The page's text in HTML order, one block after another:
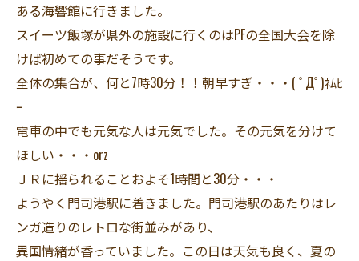
ある海響館に行きました。
スイーツ飯塚が県外の施設に行くのはPFの全国大会を除
けば初めての事だそうです。
全体の集合が、何と7時30分！！朝早すぎ・・・( ﾟДﾟ)ﾈﾑﾋ
ｰ
電車の中でも元気な人は元気でした。その元気を分けて
ほしい・・・orz
ＪＲに揺られることおよそ1時間と30分・・・
ようやく門司港駅に着きました。門司港駅のあたりはレ
ンガ造りのレトロな街並みがあり、
異国情緒が香っていました。この日は天気も良く、夏の